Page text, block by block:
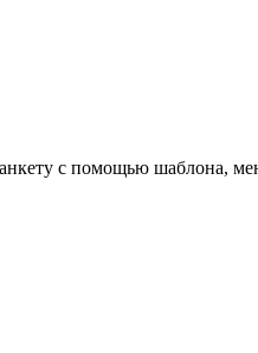
с помощью шаблона,